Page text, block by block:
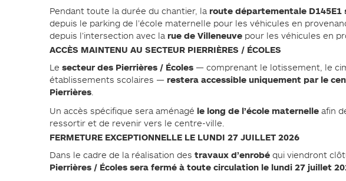
Pendant toute la durée du chantier, la route départementale D145E1
depuis le parking de l’école maternelle pour les véhicules en
depuis l’intersection avec la rue de Villeneuve pour les véhicules en
ACCÈS MAINTENU AU SECTEUR PIERRIÈRES / ÉCOLES
Le secteur des Pierrières / Écoles — comprenant le lotissement, le
établissements scolaires — restera accessible uniquement par le
Pierrières.
Un accès spécifique sera aménagé le long de l’école maternelle afin
ressortir et de revenir vers le centre-ville.
FERMETURE EXCEPTIONNELLE LE LUNDI 27 JUILLET 2026
Dans le cadre de la réalisation des travaux d’enrobé qui viendront
Pierrières / Écoles sera fermé à toute circulation le lundi 27 juillet